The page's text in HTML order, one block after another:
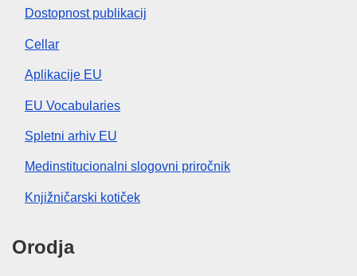
Dostopnost publikacij
Cellar
Aplikacije EU
EU Vocabularies
Spletni arhiv EU
Medinstitucionalni slogovni priročnik
Knjižničarski kotiček
Orodja